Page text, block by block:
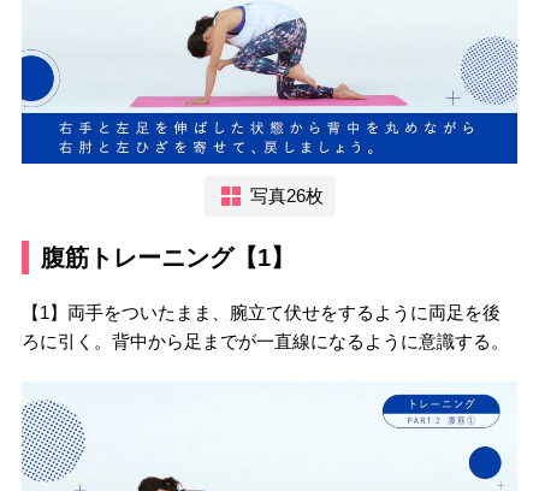
写真26枚
腹筋トレーニング【1】
【1】両手をついたまま、腕立て伏せをするように両足を後
ろに引く。背中から足までが一直線になるように意識する。